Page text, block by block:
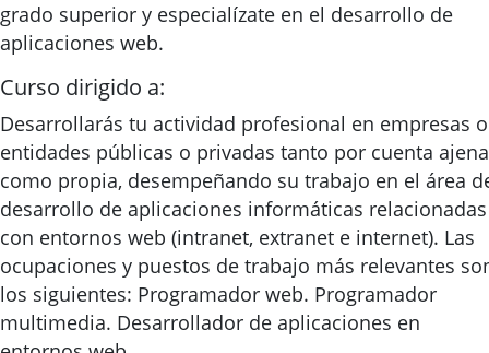
grado superior y especialízate en el desarrollo de
aplicaciones web.
Curso dirigido a:
Desarrollarás tu actividad profesional en empresas o
entidades públicas o privadas tanto por cuenta ajena
como propia, desempeñando su trabajo en el área
desarrollo de aplicaciones informáticas relacionadas
con entornos web (intranet, extranet e internet). Las
ocupaciones y puestos de trabajo más relevantes
los siguientes: Programador web. Programador
multimedia. Desarrollador de aplicaciones en